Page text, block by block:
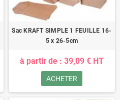
Sac KRAFT SIMPLE 1 FEUILLE 16-
5 x 26-5cm
à partir de : 39,09 € HT
ACHETER